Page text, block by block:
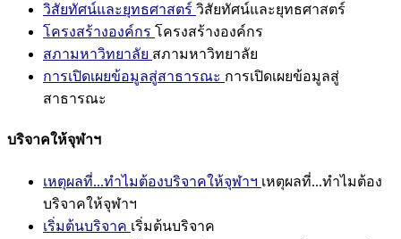
วิสัยทัศน์และยุทธศาสตร์ วิสัยทัศน์และยุทธศาสตร์
โครงสร้างองค์กร โครงสร้างองค์กร
สภามหาวิทยาลัย สภามหาวิทยาลัย
การเปิดเผยข้อมูลสู่สาธารณะ การเปิดเผยข้อมูลสู่
สาธารณะ
บริจาคให้จุฬาฯ
เหตุผลที่...ทำไมต้องบริจาคให้จุฬาฯ เหตุผลที่...ทำไมต้อง
บริจาคให้จุฬาฯ
เริ่มต้นบริจาค เริ่มต้นบริจาค